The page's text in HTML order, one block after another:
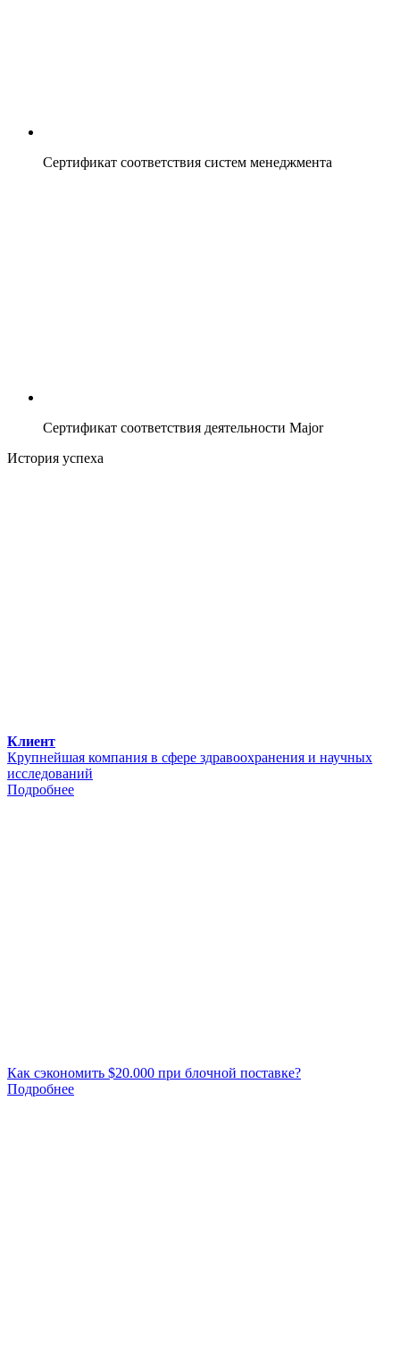
Сертификат соответствия систем менеджмента
Сертификат соответствия деятельности Major
История успеха
Клиент
Крупнейшая компания в сфере здравоохранения и научных
исследований
Подробнее
Как сэкономить $20.000 при блочной поставке?
Подробнее